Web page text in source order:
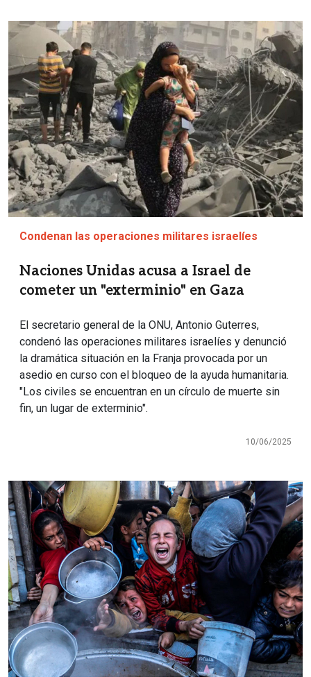
Imagen
Condenan las operaciones militares israelíes
Naciones Unidas acusa a Israel de
cometer un "exterminio" en Gaza
El secretario general de la ONU, Antonio Guterres,
condenó las operaciones militares israelíes y denunció
la dramática situación en la Franja provocada por un
asedio en curso con el bloqueo de la ayuda humanitaria.
"Los civiles se encuentran en un círculo de muerte sin
fin, un lugar de exterminio".
10/06/2025
Imagen